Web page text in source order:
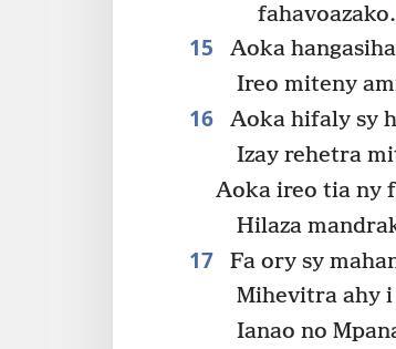
fahavoazako.
15 Aoka
Ireo miteny
16 Aoka hifaly sy
Izay rehetra
Aoka ireo tia ny
Hilaza
17 Fa ory sy
Mihevitra ahy
Ianao no